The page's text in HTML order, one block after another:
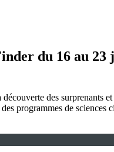
du 16 au 23
des surprenants
programmes de sciences